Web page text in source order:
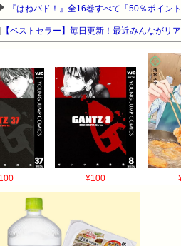
【ベストセラー】毎日更新！最近みんなが
¥100